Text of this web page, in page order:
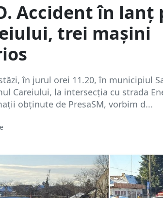
Accident în lanț
trei mașini
în jurul orei 11.20, în municipiul
Careiului, la intersecția cu strada
obținute de PresaSM, vorbim d...